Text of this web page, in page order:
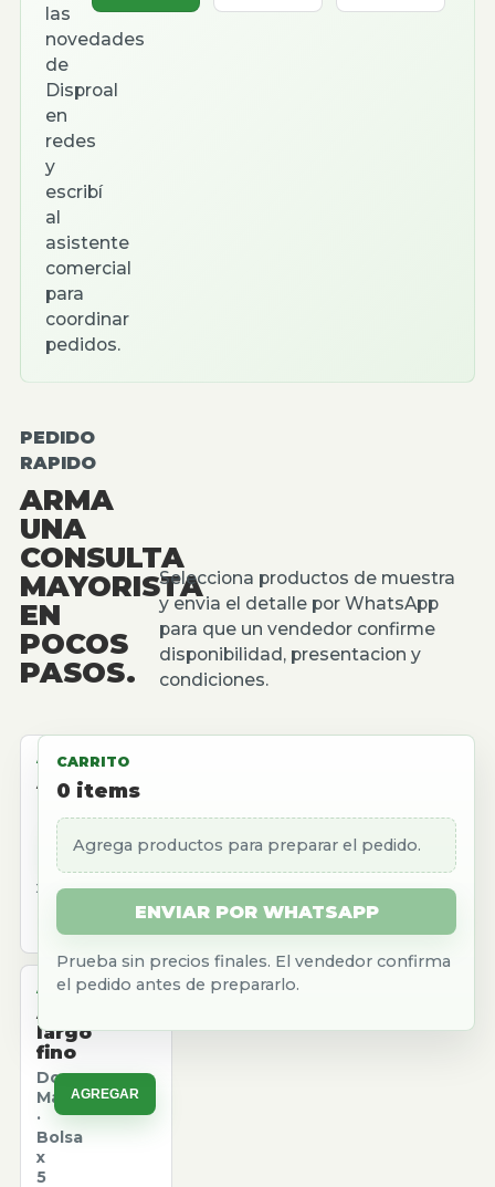
las
novedades
de
Disproal
en
redes
y
escribí
al
asistente
comercial
para
coordinar
pedidos.
PEDIDO
RAPIDO
ARMA
UNA
CONSULTA
MAYORISTA
EN
POCOS
PASOS.
Selecciona productos de muestra
y envia el detalle por WhatsApp
para que un vendedor confirme
disponibilidad, presentacion y
condiciones.
ALMACEN
Aceite
girasol
Natura
Caja
x
AGREGAR
ALMACEN
Arroz
largo
fino
Don
Marcos
·
Bolsa
x
5
AGREGAR
CARRITO
0 items
Agrega productos para preparar el pedido.
ENVIAR POR WHATSAPP
Prueba sin precios finales. El vendedor confirma
el pedido antes de prepararlo.